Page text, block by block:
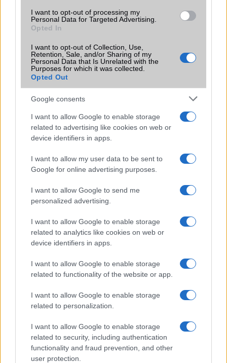
I want to opt-out of processing my
Personal Data for Targeted Advertising.
Opted In
I want to opt-out of Collection, Use,
Retention, Sale, and/or Sharing of my
Personal Data that Is Unrelated with the
Purposes for which it was collected.
Opted Out
Google consents
I want to allow Google to enable storage
related to advertising like cookies on web or
device identifiers in apps.
I want to allow my user data to be sent to
Google for online advertising purposes.
I want to allow Google to send me
personalized advertising.
I want to allow Google to enable storage
related to analytics like cookies on web or
device identifiers in apps.
I want to allow Google to enable storage
related to functionality of the website or app.
I want to allow Google to enable storage
related to personalization.
I want to allow Google to enable storage
related to security, including authentication
functionality and fraud prevention, and other
user protection.
Elindult a Nexus család frissítése
2014.11.13| Phone Arena
Az Android Twitter oldalán adott hírt róla, hogy végre
elindult szinte minden Nexus modell Android 5.0 Lollipop
KAPCSOLÓDÓ HÍREK
Android: napi 700 ezer aktiválás
Sajtófotón a Motorola Moto G
Motorola Moto G: a németek beelőztek
Android tényleg olcsón: Motorola Moto G
Az új iPhone-ok a legkeresettebbek
További hírek